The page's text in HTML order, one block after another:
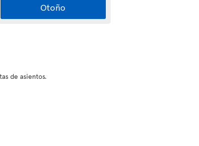
Otoño
de asientos.